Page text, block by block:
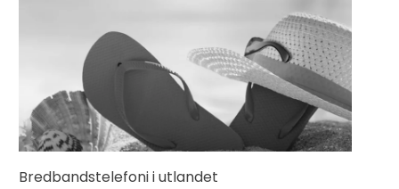
Bredbandstelefoni i utlandet